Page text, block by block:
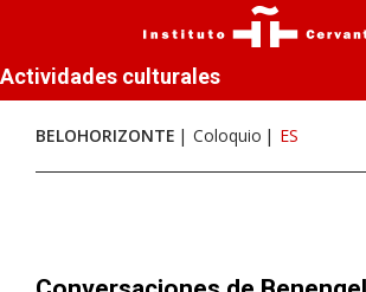
Actividades culturales
BELOHORIZONTE Coloquio ES